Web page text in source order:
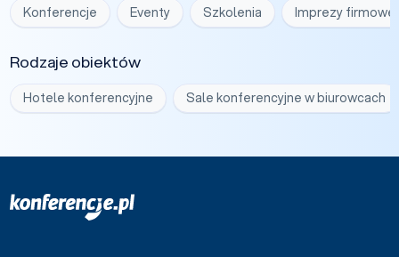
Konferencje Eventy Szkolenia Imprezy firmowe
Rodzaje obiektów
Hotele konferencyjne Sale konferencyjne w biurowcach